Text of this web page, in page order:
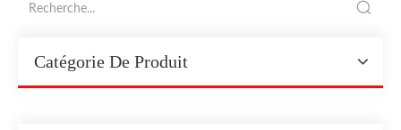
Catégorie De Produit